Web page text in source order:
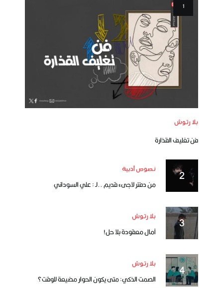
بلا رتوش
فن تغليف القذارة
نصوص أدبية
من دفتر لاجىء قديم ..لـ : علي السوداني
بلا رتوش
آمال معقودة بلا حل!
بلا رتوش
الصمت الذكي: متى يكون الحوار مضيعة للوقت؟